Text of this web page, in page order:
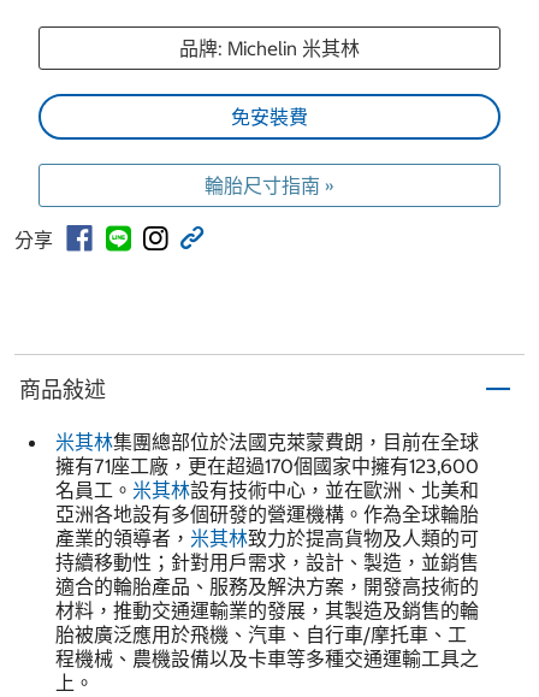
品牌: Michelin 米其林
免安裝費
輪胎尺寸指南 »
分享
商品敍述
米其林集團總部位於法國克萊蒙費朗，目前在全球
擁有71座工廠，更在超過170個國家中擁有123,600
名員工。 米其林設有技術中心，並在歐洲、北美和
亞洲各地設有多個研發的營運機構。作為全球輪胎
產業的領導者， 米其林致力於提高貨物及人類的可
持續移動性；針對用戶需求，設計、製造，並銷售
適合的輪胎產品、服務及解決方案，開發高技術的
材料，推動交通運輸業的發展，其製造及銷售的輪
胎被廣泛應用於飛機、汽車、自行車/摩托車、工
程機械、農機設備以及卡車等多種交通運輸工具之
上。